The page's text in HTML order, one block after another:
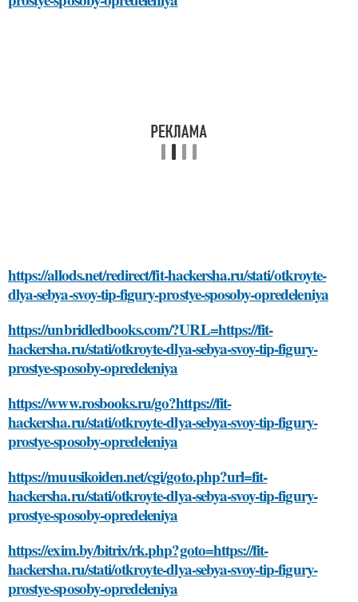
https://allods.net/redirect/fit-hackersha.ru/stati/otkroyte-
dlya-sebya-svoy-tip-figury-prostye-sposoby-opredeleniya
https://unbridledbooks.com/?URL=https://fit-
hackersha.ru/stati/otkroyte-dlya-sebya-svoy-tip-figury-
prostye-sposoby-opredeleniya
https://www.rosbooks.ru/go?https://fit-
hackersha.ru/stati/otkroyte-dlya-sebya-svoy-tip-figury-
prostye-sposoby-opredeleniya
https://muusikoiden.net/cgi/goto.php?url=fit-
hackersha.ru/stati/otkroyte-dlya-sebya-svoy-tip-figury-
prostye-sposoby-opredeleniya
https://exim.by/bitrix/rk.php?goto=https://fit-
hackersha.ru/stati/otkroyte-dlya-sebya-svoy-tip-figury-
prostye-sposoby-opredeleniya